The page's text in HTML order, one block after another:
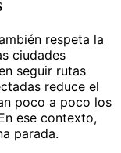
respeta la
ciudades
seguir rutas
reduce el
poco a poco los
ese contexto,
parada.